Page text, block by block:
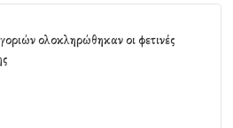
ολοκληρώθηκαν οι φετινές